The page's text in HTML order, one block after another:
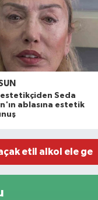
estetikçiden Seda
ablasına estetik
içi
7 şüpheli tutuklandı
uyarı
etil alkol ele